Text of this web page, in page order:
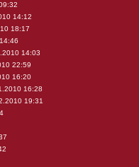
14:12
18:17
14:03
22:59
16:20
16:28
19:31